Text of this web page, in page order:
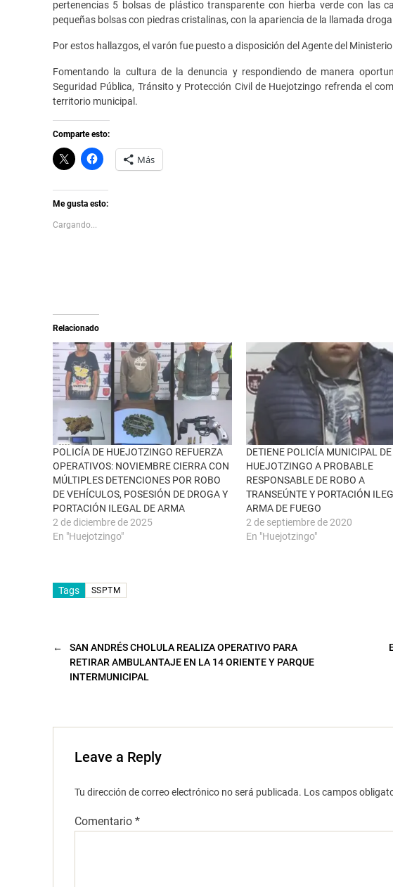
pertenencias 5 bolsas de plástico transparente con hierba verde con las
pequeñas bolsas con piedras cristalinas, con la apariencia de la llamada
Por estos hallazgos, el varón fue puesto a disposición del Agente del
Fomentando la cultura de la denuncia y respondiendo de manera
Seguridad Pública, Tránsito y Protección Civil de Huejotzingo refrenda el
territorio municipal.
Comparte esto:
C
l
k
t
o
s
h
e
a
b
r
e
e
n
u
n
a
v
n
t
a
n
a
n
u
e
v
a
)
H
a
l
i
t
r
e
n
a
c
e
b
o
o
k
S
e
a
b
r
e
e
n
u
n
a
v
n
a
a
)
Más
Me gusta esto:
Cargando...
Relacionado
POLICÍA DE HUEJOTZINGO REFUERZA
OPERATIVOS: NOVIEMBRE CIERRA CON
MÚLTIPLES DETENCIONES POR ROBO
DE VEHÍCULOS, POSESIÓN DE DROGA Y
PORTACIÓN ILEGAL DE ARMA
2 de diciembre de 2025
En "Huejotzingo"
DETIENE POLICÍA MUNICIPAL DE
HUEJOTZINGO A PROBABLE
RESPONSABLE DE ROBO A
TRANSEÚNTE Y PORTACIÓN
ARMA DE FUEGO
2 de septiembre de 2020
En "Huejotzingo"
Tags SSPTM
←
SAN ANDRÉS CHOLULA REALIZA OPERATIVO PARA
RETIRAR AMBULANTAJE EN LA 14 ORIENTE Y PARQUE
INTERMUNICIPAL
Leave a Reply
Tu dirección de correo electrónico no será publicada. Los campos
Comentario *